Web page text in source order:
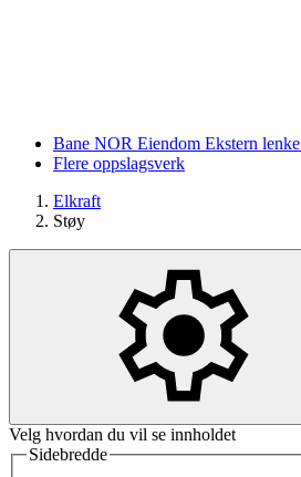
Bane NOR Eiendom Ekstern lenke
Flere oppslagsverk
Elkraft
Støy
Velg hvordan du vil se innholdet
Sidebredde